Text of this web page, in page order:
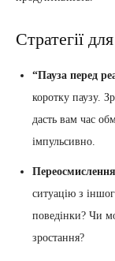
Стратегії
“Пауза перед
коротку паузу.
дасть вам час
імпульсивно.
ситуацію з
поведінки? Чи
зростання?